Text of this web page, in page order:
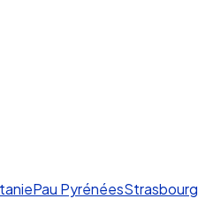
Pau PyrénéesStrasbourg